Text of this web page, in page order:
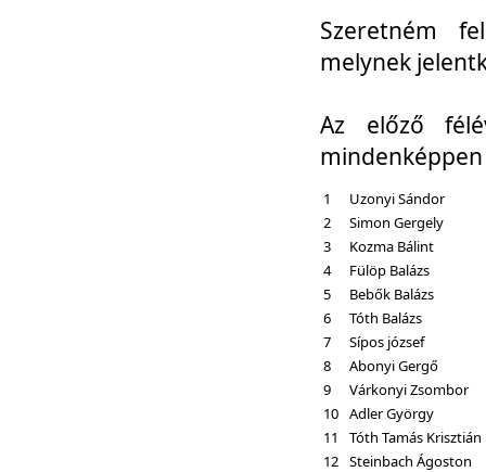
Szeretném
melynek
Az előző
1
Uzonyi Sándor
2
Simon Gergely
3
Kozma Bálint
4
Fülöp Balázs
5
Bebők Balázs
6
Tóth Balázs
7
Sípos józsef
8
Abonyi Gergő
9
Várkonyi Zsombor
10 Adler György
11
Tóth Tamás Krisztián
12 Steinbach Ágoston